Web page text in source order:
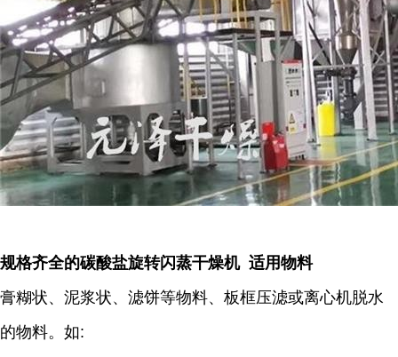
规格齐全的碳酸盐旋转闪蒸干燥机 适用物料
膏糊状、泥浆状、滤饼等物料、板框压滤或离心机脱水
的物料。如: